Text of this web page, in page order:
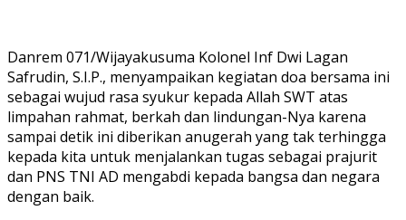
Danrem 071/Wijayakusuma Kolonel Inf Dwi Lagan
Safrudin, S.I.P., menyampaikan kegiatan doa bersama ini
sebagai wujud rasa syukur kepada Allah SWT atas
limpahan rahmat, berkah dan lindungan-Nya karena
sampai detik ini diberikan anugerah yang tak terhingga
kepada kita untuk menjalankan tugas sebagai prajurit
dan PNS TNI AD mengabdi kepada bangsa dan negara
dengan baik.